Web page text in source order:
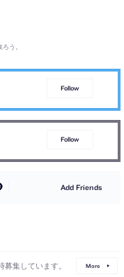
う。
Follow
Follow
Add Friends
集しています。 More